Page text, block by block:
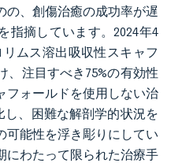
の、創傷治癒の成功率が遅
指摘しています。2024年4
ムス溶出吸収性スキャフ
、注目すべき75%の有効性
フォールドを使用しない治
し、困難な解剖学的状況を
可能性を浮き彫りにしてい
にわたって限られた治療手